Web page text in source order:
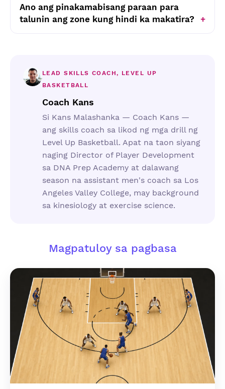
Ano ang pinakamabisang paraan para
talunin ang zone kung hindi ka makatira?
LEAD SKILLS COACH, LEVEL UP
BASKETBALL
Coach Kans
Si Kans Malashanka — Coach Kans —
ang skills coach sa likod ng mga drill ng
Level Up Basketball. Apat na taon siyang
naging Director of Player Development
sa DNA Prep Academy at dalawang
season na assistant men's coach sa Los
Angeles Valley College, may background
sa kinesiology at exercise science.
Magpatuloy sa pagbasa